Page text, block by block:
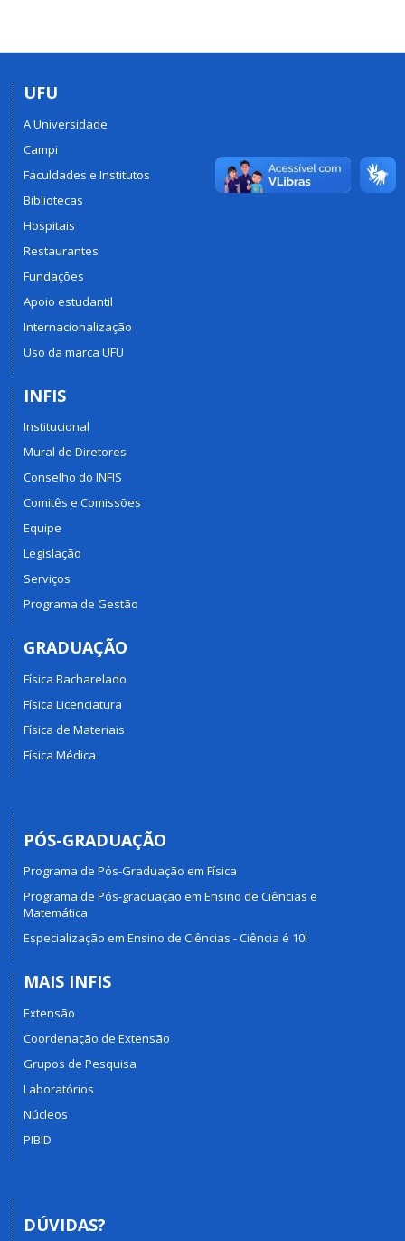
UFU
A Universidade
Campi
Faculdades e Institutos
Bibliotecas
Hospitais
Restaurantes
Fundações
Apoio estudantil
Internacionalização
Uso da marca UFU
INFIS
Institucional
Mural de Diretores
Conselho do INFIS
Comitês e Comissões
Equipe
Legislação
Serviços
Programa de Gestão
GRADUAÇÃO
Física Bacharelado
Física Licenciatura
Física de Materiais
Física Médica
PÓS-GRADUAÇÃO
Programa de Pós-Graduação em Física
Programa de Pós-graduação em Ensino de Ciências e
Matemática
Especialização em Ensino de Ciências - Ciência é 10!
MAIS INFIS
Extensão
Coordenação de Extensão
Grupos de Pesquisa
Laboratórios
Núcleos
PIBID
DÚVIDAS?